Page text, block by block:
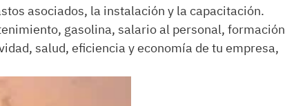
asociados, la instalación y la capacitación.
gasolina, salario al personal, formación
salud, eficiencia y economía de tu empresa,